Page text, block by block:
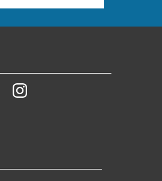
YoutubeInstagram